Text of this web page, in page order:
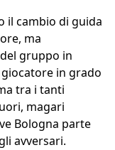
il cambio di guida
ma
gruppo in
in grado
tra i tanti
magari
Bologna parte
avversari.